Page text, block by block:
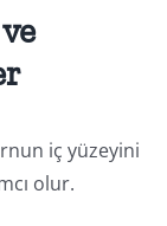
iç yüzeyini
olur.